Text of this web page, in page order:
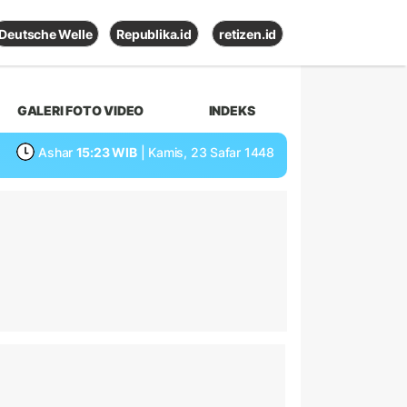
Deutsche Welle Republika.id retizen.id
GALERI FOTO VIDEO INDEKS
Ashar 15:23 WIB | Kamis, 23 Safar 1448